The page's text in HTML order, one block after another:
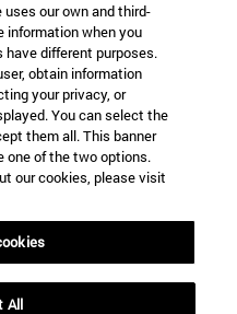
our own and third-
information when you
different purposes.
obtain information
your privacy, or
You can select the
them all. This banner
one of the two options.
our cookies, please visit
All